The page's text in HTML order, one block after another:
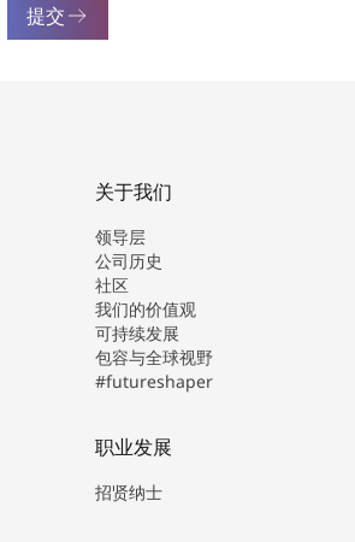
提交
关于我们
领导层
公司历史
社区
我们的价值观
可持续发展
包容与全球视野
#futureshaper
职业发展
招贤纳士